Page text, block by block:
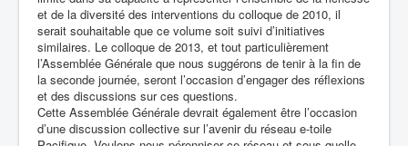
et de la diversité des interventions du colloque de 2010, il
serait souhaitable que ce volume soit suivi d’initiatives
similaires. Le colloque de 2013, et tout particulièrement
l’Assemblée Générale que nous suggérons de tenir à la fin de
la seconde journée, seront l’occasion d’engager des réflexions
et des discussions sur ces questions.
Cette Assemblée Générale devrait également être l’occasion
d’une discussion collective sur l’avenir du réseau e-toile